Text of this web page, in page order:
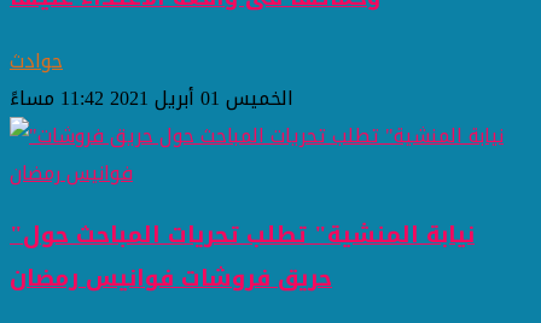
حوادث
الخميس 01 أبريل 2021 11:42 مساءً
"نيابة المنشية" تطلب تحريات المباحث حول
حريق فروشات فوانيس رمضان